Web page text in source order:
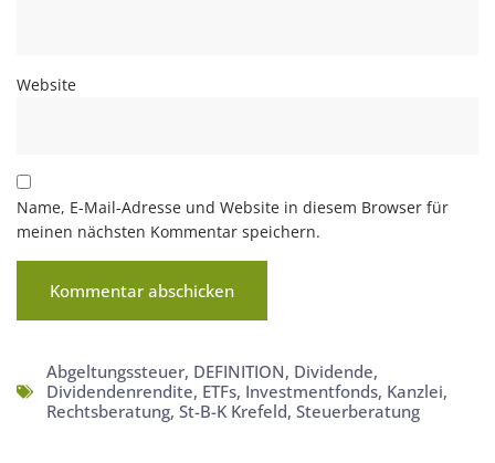
Website
Name, E-Mail-Adresse und Website in diesem Browser für
meinen nächsten Kommentar speichern.
Abgeltungssteuer, DEFINITION, Dividende,
Dividendenrendite, ETFs, Investmentfonds, Kanzlei,
Rechtsberatung, St-B-K Krefeld, Steuerberatung